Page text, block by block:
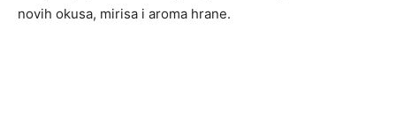
novih okusa, mirisa i aroma hrane.